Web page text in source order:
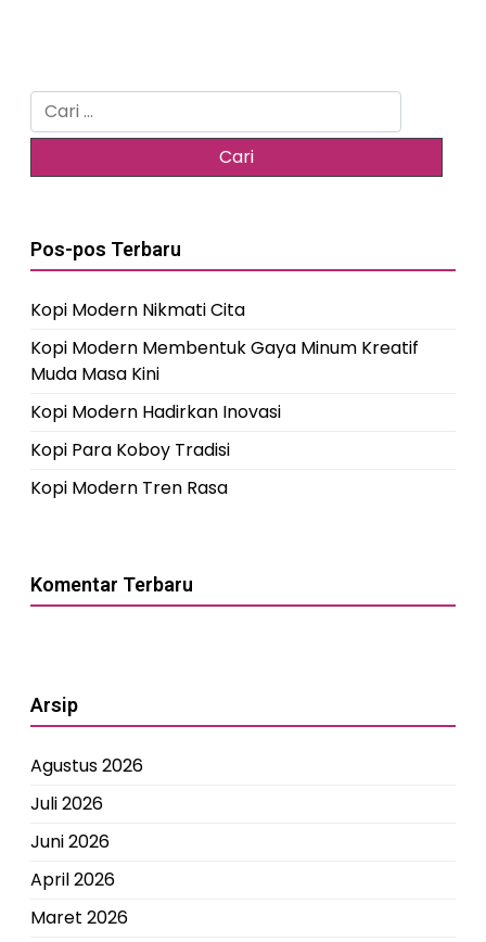
Cari
untuk:
Pos-pos Terbaru
Kopi Modern Nikmati Cita
Kopi Modern Membentuk Gaya Minum Kreatif
Muda Masa Kini
Kopi Modern Hadirkan Inovasi
Kopi Para Koboy Tradisi
Kopi Modern Tren Rasa
Komentar Terbaru
Arsip
Agustus 2026
Juli 2026
Juni 2026
April 2026
Maret 2026